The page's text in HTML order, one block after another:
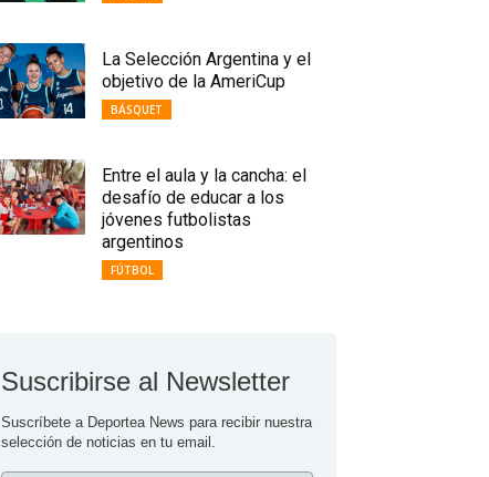
La Selección Argentina y el
objetivo de la AmeriCup
BÁSQUET
Entre el aula y la cancha: el
desafío de educar a los
jóvenes futbolistas
argentinos
FÚTBOL
Suscribirse al Newsletter
Suscríbete a Deportea News para recibir nuestra
selección de noticias en tu email.